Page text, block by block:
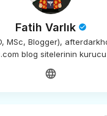
Fatih Varlık
MSc, Blogger),
blog sitelerinin